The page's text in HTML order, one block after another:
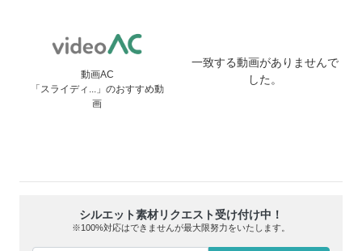
動画AC
「スライディ...」のおすすめ動
画
一致する動画がありませんで
した。
シルエット素材リクエスト受け付け中！
※100%対応はできませんが最大限努力をいたします。